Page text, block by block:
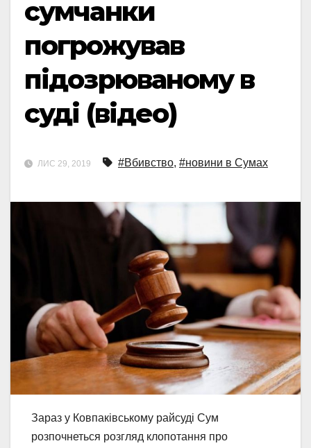
сумчанки
погрожував
підозрюваному в
суді (відео)
ЛИС 29, 2019 #Вбивство, #новини в Сумах
Зараз у Ковпаківському райсуді Сум
розпочнеться розгляд клопотання про